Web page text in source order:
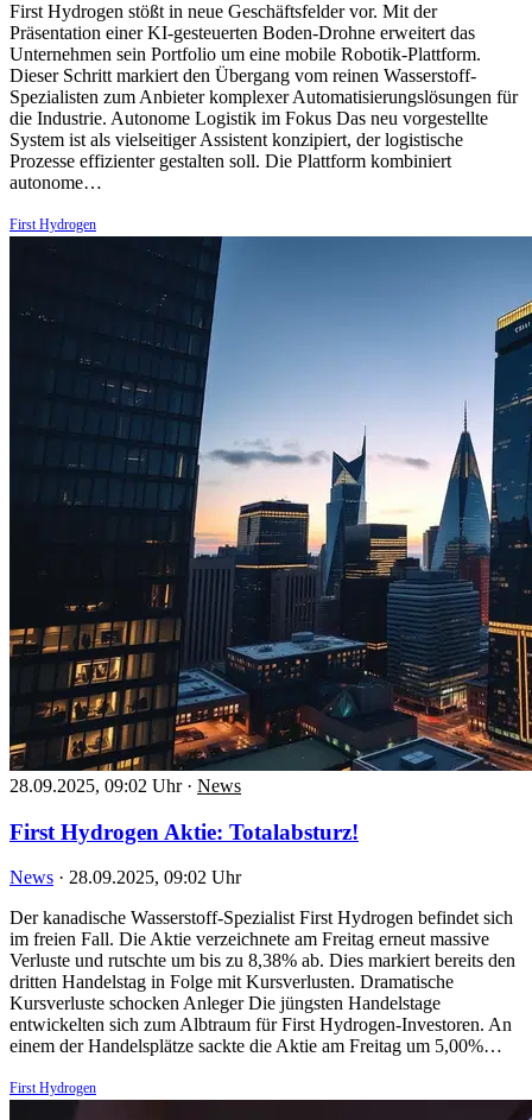
First Hydrogen stößt in neue Geschäftsfelder vor. Mit der
Präsentation einer KI-gesteuerten Boden-Drohne erweitert das
Unternehmen sein Portfolio um eine mobile Robotik-Plattform.
Dieser Schritt markiert den Übergang vom reinen Wasserstoff-
Spezialisten zum Anbieter komplexer Automatisierungslösungen für
die Industrie. Autonome Logistik im Fokus Das neu vorgestellte
System ist als vielseitiger Assistent konzipiert, der logistische
Prozesse effizienter gestalten soll. Die Plattform kombiniert
autonome…
First Hydrogen
28.09.2025, 09:02 Uhr · News
First Hydrogen Aktie: Totalabsturz!
News · 28.09.2025, 09:02 Uhr
Der kanadische Wasserstoff-Spezialist First Hydrogen befindet sich
im freien Fall. Die Aktie verzeichnete am Freitag erneut massive
Verluste und rutschte um bis zu 8,38% ab. Dies markiert bereits den
dritten Handelstag in Folge mit Kursverlusten. Dramatische
Kursverluste schocken Anleger Die jüngsten Handelstage
entwickelten sich zum Albtraum für First Hydrogen-Investoren. An
einem der Handelsplätze sackte die Aktie am Freitag um 5,00%…
First Hydrogen